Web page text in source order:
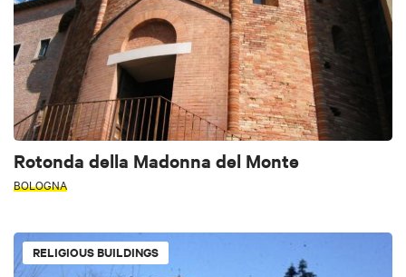
Rotonda della Madonna del Monte
BOLOGNA
RELIGIOUS BUILDINGS